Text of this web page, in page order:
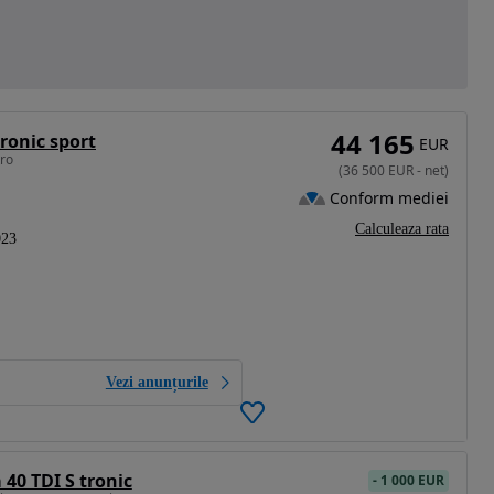
sport
Vezi anunțurile
44 165 EUR
(36 500 EUR- net)
Conform mediei
Calculeaza rata
TDI S tronic - 1 000 EUR